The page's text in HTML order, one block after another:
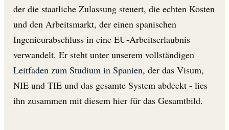
der die staatliche Zulassung steuert, die echten Kosten
und den Arbeitsmarkt, der einen spanischen
Ingenieurabschluss in eine EU-Arbeitserlaubnis
verwandelt. Er steht unter unserem vollständigen
Leitfaden zum Studium in Spanien, der das Visum,
NIE und TIE und das gesamte System abdeckt - lies
ihn zusammen mit diesem hier für das Gesamtbild.